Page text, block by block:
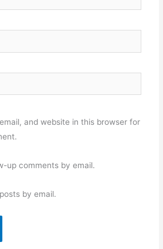
and website in this browser for
up comments by email.
by email.